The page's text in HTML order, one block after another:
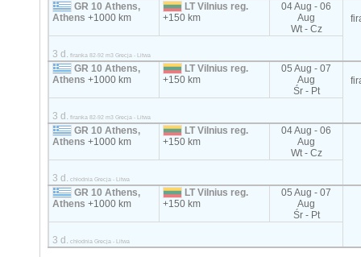
GR 10 Athens,
Athens+1000 km
LT Vilnius reg.
+150 km
04 Aug - 06
Aug
Wt - Cz
3 d. firanka 82-92 m3 Grecja - Litwa
GR 10 Athens,
Athens+1000 km
LT Vilnius reg.
+150 km
05 Aug - 07
Aug
Śr - Pt
3 d. firanka 82-92 m3 Grecja - Litwa
GR 10 Athens,
Athens+1000 km
LT Vilnius reg.
+150 km
04 Aug - 06
Aug
Wt - Cz
3 d. chłodnia Grecja - Litwa
GR 10 Athens,
Athens+1000 km
LT Vilnius reg.
+150 km
05 Aug - 07
Aug
Śr - Pt
3 d. chłodnia Grecja - Litwa